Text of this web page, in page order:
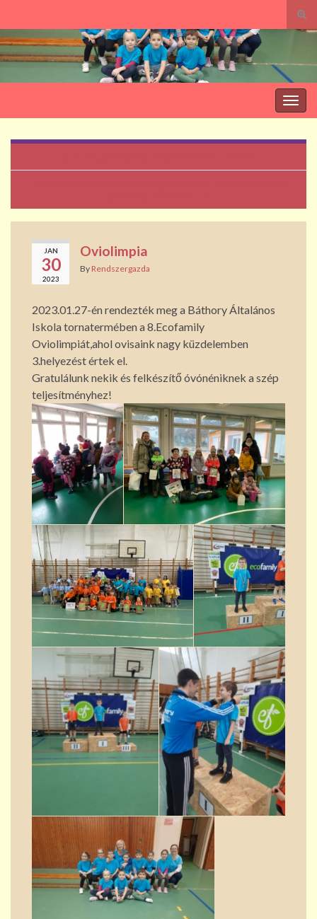
Search for:
JAN
30
2023
Oviolimpia
By Rendszergazda
2023.01.27-én rendezték meg a Báthory Általános
Iskola tornatermében a 8.Ecofamily
Oviolimpiát,ahol ovisaink nagy küzdelemben
3.helyezést értek el.
Gratulálunk nekik és felkészítő óvónéniknek a szép
teljesítményhez!